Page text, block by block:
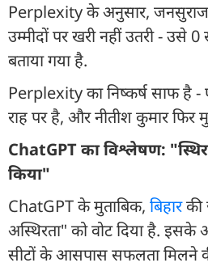
Perplexity के अनुसार, जनसुराज
उम्मीदों पर खरी नहीं उतरी - उसे
बताया गया है.
Perplexity का निष्कर्ष साफ है -
राह पर है, और नीतीश कुमार फिर
ChatGPT का विश्लेषण:
किया"
ChatGPT के मुताबिक, बिहारकी
अस्थिरता" को वोट दिया है. इसके
सीटों के आसपास सफलता मिलने